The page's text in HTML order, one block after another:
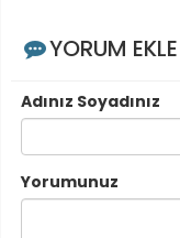
YORUM EKLE
Adınız Soyadınız
Yorumunuz